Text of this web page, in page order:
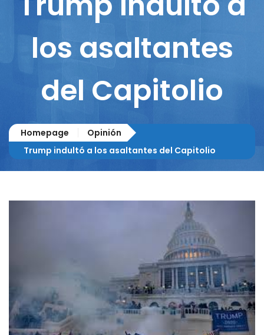
Reportajes
Columnistas
los asaltantes
del Capitolio
Homepage
Opinión
Trump indultó a los asaltantes del Capitolio